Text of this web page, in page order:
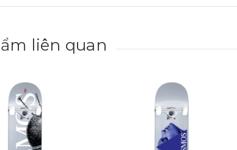
liên quan